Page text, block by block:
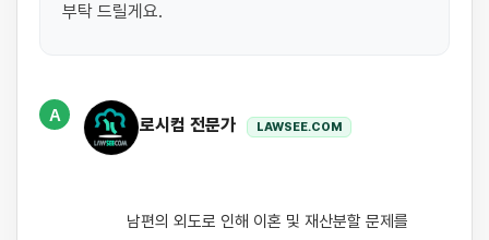
부탁 드릴게요.
A
로시컴 전문가 LAWSEE.COM